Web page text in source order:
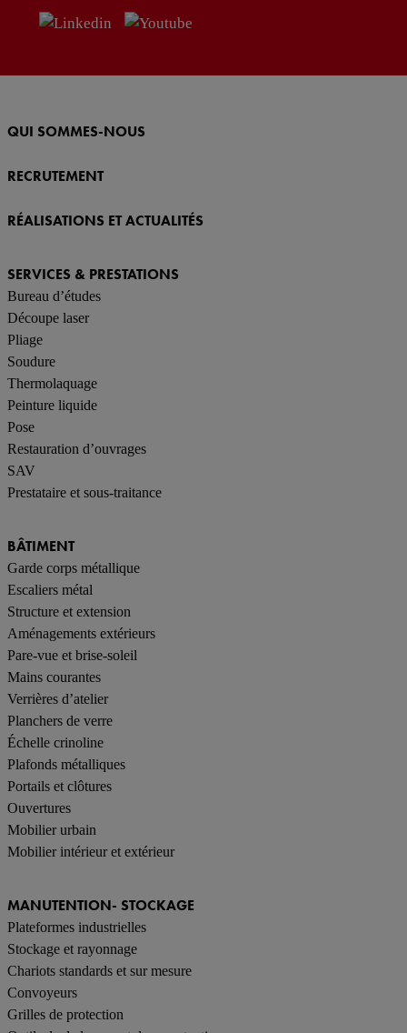
QUI SOMMES-NOUS
RECRUTEMENT
RÉALISATIONS ET ACTUALITÉS
SERVICES & PRESTATIONS
Bureau d’études
Découpe laser
Pliage
Soudure
Thermolaquage
Peinture liquide
Pose
Restauration d’ouvrages
SAV
Prestataire et sous-traitance
BÂTIMENT
Garde corps métallique
Escaliers métal
Structure et extension
Aménagements extérieurs
Pare-vue et brise-soleil
Mains courantes
Verrières d’atelier
Planchers de verre
Échelle crinoline
Plafonds métalliques
Portails et clôtures
Ouvertures
Mobilier urbain
Mobilier intérieur et extérieur
MANUTENTION- STOCKAGE
Plateformes industrielles
Stockage et rayonnage
Chariots standards et sur mesure
Convoyeurs
Grilles de protection